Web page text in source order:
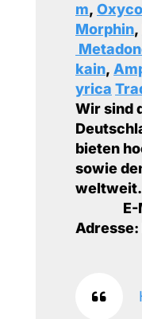
m,
Morphin,
kain,
yrica
Wir sind
bieten
sowie
weltweit.
E-